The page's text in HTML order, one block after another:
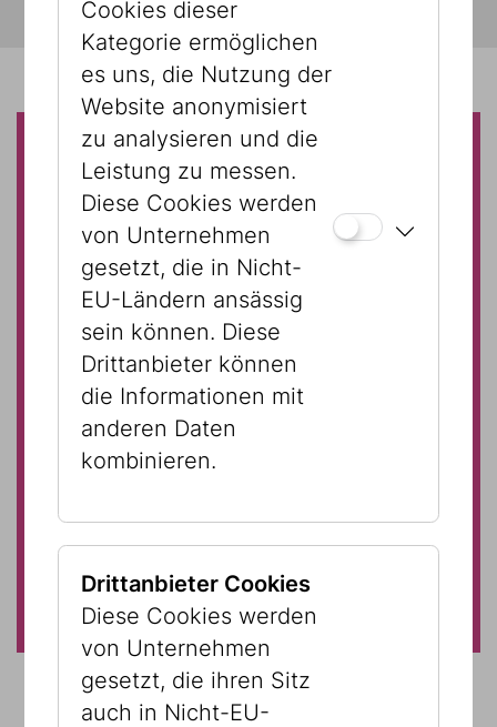
Nicht verpassen diesen
Monat
Exklusivführung Boker tov
2 Sonntagen jeden Monat!
Jeden ersten Mittwoch im
Monat:freier Eintritt für alle
Senior:innen
Freitag im Monat 13:00 - 18:00
Cookies dieser
Kategorie ermöglichen
es uns, die Nutzung der
Website anonymisiert
zu analysieren und die
Leistung zu messen.
Diese Cookies werden
von Unternehmen
gesetzt, die in Nicht-
EU-Ländern ansässig
sein können. Diese
Drittanbieter können
die Informationen mit
anderen Daten
kombinieren.
Drittanbieter Cookies
Diese Cookies werden
von Unternehmen
gesetzt, die ihren Sitz
auch in Nicht-EU-